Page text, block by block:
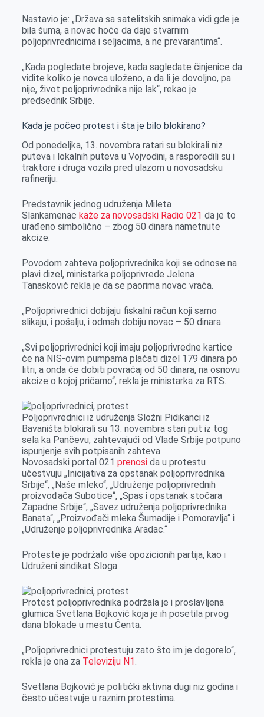
Nastavio je: „Država sa satelitskih snimaka vidi gde je
bila šuma, a novac hoće da daje stvarnim
poljoprivrednicima i seljacima, a ne prevarantima“.
„Kada pogledate brojeve, kada sagledate činjenice da
vidite koliko je novca uloženo, a da li je dovoljno, pa
nije, život poljoprivrednika nije lak“, rekao je
predsednik Srbije.
Kada je počeo protest i šta je bilo blokirano?
Od ponedeljka, 13. novembra ratari su blokirali niz
puteva i lokalnih puteva u Vojvodini, a rasporedili su i
traktore i druga vozila pred ulazom u novosadsku
rafineriju.
Predstavnik jednog udruženja Mileta
Slankamenac kaže za novosadski Radio 021 da je to
urađeno simbolično – zbog 50 dinara nametnute
akcize.
Povodom zahteva poljoprivrednika koji se odnose na
plavi dizel, ministarka poljoprivrede Jelena
Tanasković rekla je da se paorima novac vraća.
„Poljoprivrednici dobijaju fiskalni račun koji samo
slikaju, i pošalju, i odmah dobiju novac – 50 dinara.
„Svi poljoprivrednici koji imaju poljoprivredne kartice
će na NIS-ovim pumpama plaćati dizel 179 dinara po
litri, a onda će dobiti povraćaj od 50 dinara, na osnovu
akcize o kojoj pričamo“, rekla je ministarka za RTS.
Poljoprivrednici iz udruženja Složni Pidikanci iz
Bavaništa blokirali su 13. novembra stari put iz tog
sela ka Pančevu, zahtevajući od Vlade Srbije potpuno
ispunjenje svih potpisanih zahteva
Novosadski portal 021 prenosida u protestu
učestvuju „Inicijativa za opstanak poljoprivrednika
Srbije“, „Naše mleko“, „Udruženje poljoprivrednih
proizvođača Subotice“, „Spas i opstanak stočara
Zapadne Srbije“, „Savez udruženja poljoprivrednika
Banata“, „Proizvođači mleka Šumadije i Pomoravlja“ i
„Udruženje poljoprivrednika Aradac.“
Proteste je podržalo više opozicionih partija, kao i
Udruženi sindikat Sloga.
Protest poljoprivrednika podržala je i proslavljena
glumica Svetlana Bojković koja je ih posetila prvog
dana blokade u mestu Čenta.
„Poljoprivrednici protestuju zato što im je dogorelo“,
rekla je ona za Televiziju N1.
Svetlana Bojković je politički aktivna dugi niz godina i
često učestvuje u raznim protestima.